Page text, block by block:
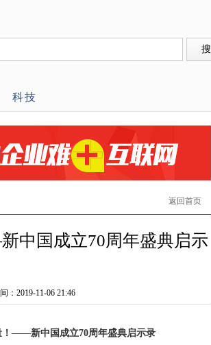
科技
返回首页
中国成立70周年盛典启示
：2019-11-06 21:46
！——新中国成立70周年盛典启示录